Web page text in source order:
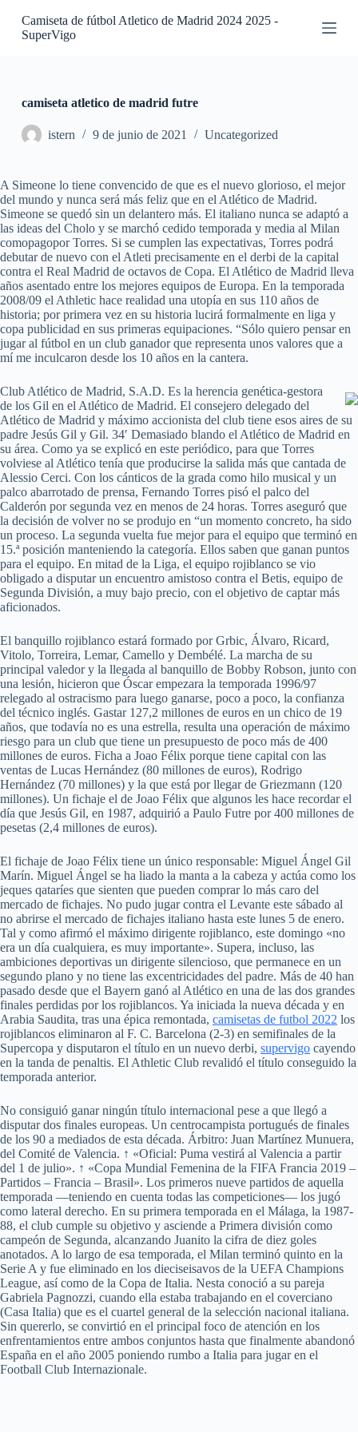
S
e
n
i
d
o
Camiseta de fútbol Atletico de Madrid 2024 2025 -
SuperVigo
camiseta atletico de madrid futre
istern 9 de junio de 2021 Uncategorized
A Simeone lo tiene convencido de que es el nuevo glorioso, el mejor
del mundo y nunca será más feliz que en el Atlético de Madrid.
Simeone se quedó sin un delantero más. El italiano nunca se adaptó a
las ideas del Cholo y se marchó cedido temporada y media al Milan
comopagopor Torres. Si se cumplen las expectativas, Torres podrá
debutar de nuevo con el Atleti precisamente en el derbi de la capital
contra el Real Madrid de octavos de Copa. El Atlético de Madrid lleva
años asentado entre los mejores equipos de Europa. En la temporada
2008/09 el Athletic hace realidad una utopía en sus 110 años de
historia; por primera vez en su historia lucirá formalmente en liga y
copa publicidad en sus primeras equipaciones. “Sólo quiero pensar en
jugar al fútbol en un club ganador que representa unos valores que a
mí me inculcaron desde los 10 años en la cantera.
Club Atlético de Madrid, S.A.D. Es la herencia genética-gestora
de los Gil en el Atlético de Madrid. El consejero delegado del
Atlético de Madrid y máximo accionista del club tiene esos aires de su
padre Jesús Gil y Gil. 34′ Demasiado blando el Atlético de Madrid en
su área. Como ya se explicó en este periódico, para que Torres
volviese al Atlético tenía que producirse la salida más que cantada de
Alessio Cerci. Con los cánticos de la grada como hilo musical y un
palco abarrotado de prensa, Fernando Torres pisó el palco del
Calderón por segunda vez en menos de 24 horas. Torres aseguró que
la decisión de volver no se produjo en “un momento concreto, ha sido
un proceso. La segunda vuelta fue mejor para el equipo que terminó en
15.ª posición manteniendo la categoría. Ellos saben que ganan puntos
para el equipo. En mitad de la Liga, el equipo rojiblanco se vio
obligado a disputar un encuentro amistoso contra el Betis, equipo de
Segunda División, a muy bajo precio, con el objetivo de captar más
aficionados.
El banquillo rojiblanco estará formado por Grbic, Álvaro, Ricard,
Vitolo, Torreira, Lemar, Camello y Dembélé. La marcha de su
principal valedor y la llegada al banquillo de Bobby Robson, junto con
una lesión, hicieron que Óscar empezara la temporada 1996/97
relegado al ostracismo para luego ganarse, poco a poco, la confianza
del técnico inglés. Gastar 127,2 millones de euros en un chico de 19
años, que todavía no es una estrella, resulta una operación de máximo
riesgo para un club que tiene un presupuesto de poco más de 400
millones de euros. Ficha a Joao Félix porque tiene capital con las
ventas de Lucas Hernández (80 millones de euros), Rodrigo
Hernández (70 millones) y la que está por llegar de Griezmann (120
millones). Un fichaje el de Joao Félix que algunos les hace recordar el
día que Jesús Gil, en 1987, adquirió a Paulo Futre por 400 millones de
pesetas (2,4 millones de euros).
El fichaje de Joao Félix tiene un único responsable: Miguel Ángel Gil
Marín. Miguel Ángel se ha liado la manta a la cabeza y actúa como los
jeques qataríes que sienten que pueden comprar lo más caro del
mercado de fichajes. No pudo jugar contra el Levante este sábado al
no abrirse el mercado de fichajes italiano hasta este lunes 5 de enero.
Tal y como afirmó el máximo dirigente rojiblanco, este domingo «no
era un día cualquiera, es muy importante». Supera, incluso, las
ambiciones deportivas un dirigente silencioso, que permanece en un
segundo plano y no tiene las excentricidades del padre. Más de 40 han
pasado desde que el Bayern ganó al Atlético en una de las dos grandes
finales perdidas por los rojiblancos. Ya iniciada la nueva década y en
Arabia Saudita, tras una épica remontada, camisetas de futbol 2022 los
rojiblancos eliminaron al F. C. Barcelona (2-3) en semifinales de la
Supercopa y disputaron el título en un nuevo derbi, supervigo cayendo
en la tanda de penaltis. El Athletic Club revalidó el título conseguido la
temporada anterior.
No consiguió ganar ningún título internacional pese a que llegó a
disputar dos finales europeas. Un centrocampista portugués de finales
de los 90 a mediados de esta década. Árbitro: Juan Martínez Munuera,
del Comité de Valencia. ↑ «Oficial: Puma vestirá al Valencia a partir
del 1 de julio». ↑ «Copa Mundial Femenina de la FIFA Francia 2019 –
Partidos – Francia – Brasil». Los primeros nueve partidos de aquella
temporada —teniendo en cuenta todas las competiciones— los jugó
como lateral derecho. En su primera temporada en el Málaga, la 1987-
88, el club cumple su objetivo y asciende a Primera división como
campeón de Segunda, alcanzando Juanito la cifra de diez goles
anotados. A lo largo de esa temporada, el Milan terminó quinto en la
Serie A y fue eliminado en los dieciseisavos de la UEFA Champions
League, así como de la Copa de Italia. Nesta conoció a su pareja
Gabriela Pagnozzi, cuando ella estaba trabajando en el coverciano
(Casa Italia) que es el cuartel general de la selección nacional italiana.
Sin quererlo, se convirtió en el principal foco de atención en los
enfrentamientos entre ambos conjuntos hasta que finalmente abandonó
España en el año 2005 poniendo rumbo a Italia para jugar en el
Football Club Internazionale.